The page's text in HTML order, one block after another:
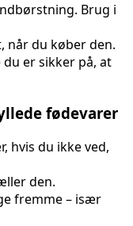
Brug i
når du køber den.
er sikker på, at
fødevarer
hvis du ikke ved,
den.
fremme – især